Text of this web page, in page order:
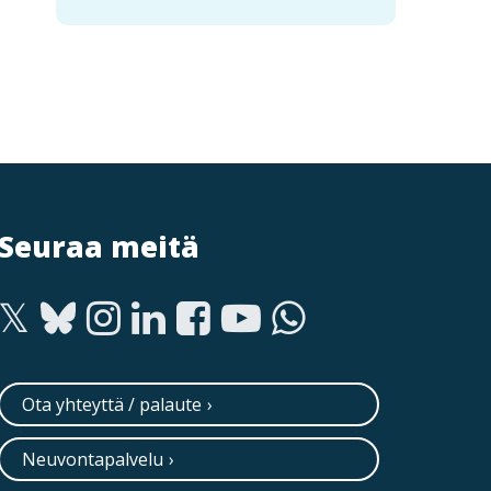
Seuraa meitä
Ota yhteyttä / palaute
Neuvontapalvelu